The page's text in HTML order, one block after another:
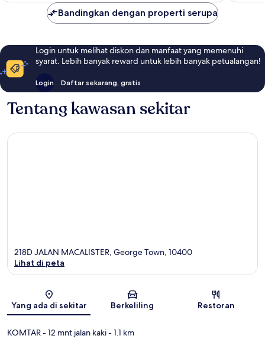
Bandingkan dengan properti serupa
Login untuk melihat diskon dan manfaat yang memenuhi
syarat. Lebih banyak reward untuk lebih banyak petualangan!
Login Daftar sekarang, gratis
Tentang kawasan sekitar
Peta
218D JALAN MACALISTER, George Town, 10400
Lihat di peta
Yang ada di sekitar Berkeliling Restoran
KOMTAR- 12 mnt jalan kaki- 1.1 km